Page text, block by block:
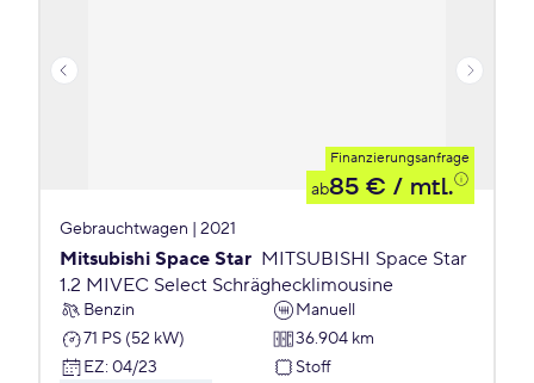
Finanzierungsanfrage
ab85 € / mtl.
Gebrauchtwagen | 2021
Mitsubishi Space Star MITSUBISHI Space Star
1.2 MIVEC Select Schräghecklimousine
Benzin
Manuell
71 PS (52 kW)
36.904 km
EZ: 04/23 Stoff